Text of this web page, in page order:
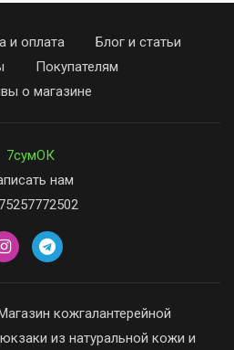
и оплата
Блог и статьи
Покупателям
о магазине
7сумОК
нам
кожгалантерейной
из натуральной кожи и